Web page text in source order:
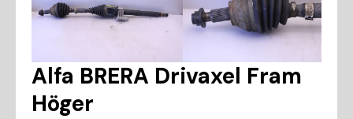
Alfa BRERA Drivaxel Fram
Höger